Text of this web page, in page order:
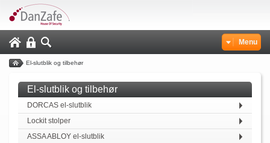
Menu
El-slutblik og tilbehør
El-slutblik og tilbehør
DORCAS el-slutblik
Lockit stolper
ASSA ABLOY el-slutblik